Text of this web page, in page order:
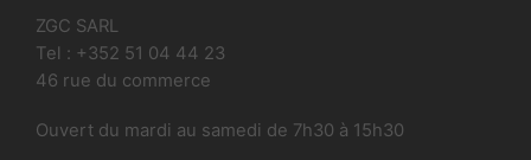
ZGC SARL
Tel : +352 51 04 44 23
46 rue du commerce
Ouvert du mardi au samedi de 7h30 à 15h30